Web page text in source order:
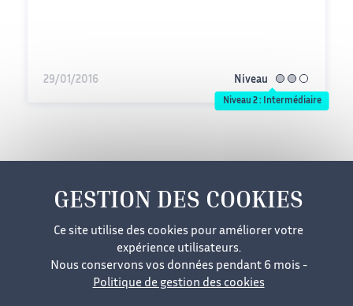
29/01/2016 Niveau intermédiaire
Niveau 2 : Intermédiaire
Mentions légales Cookies Données personnelles
Plan du site
Ce site utilise des cookies pour améliorer votre
expérience utilisateurs.
Nous conservons vos données pendant 6 mois -
Politique de gestion des cookies